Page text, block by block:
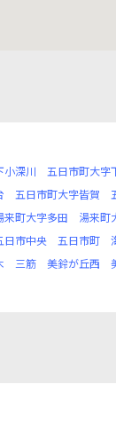
小深川 五日市町大字
五日市町大字皆賀
来町大字多田 湯来町
日市中央 五日市町
三筋 美鈴が丘西